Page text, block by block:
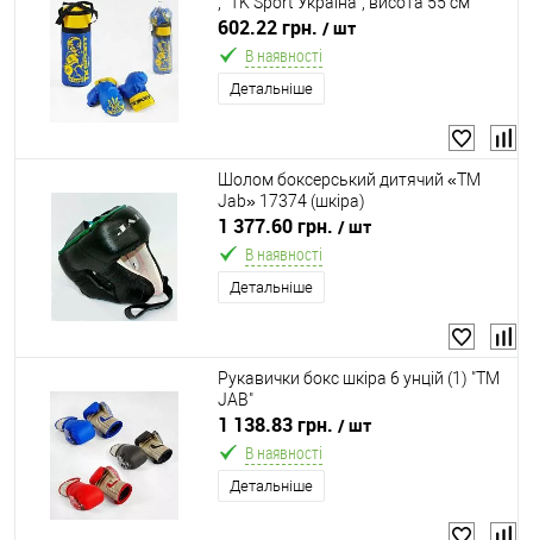
602.22 грн. / шт
В наявності
Детальніше
Шолом боксерський дитячий «ТМ
Jab» 17374 (шкіра)
1 377.60 грн. / шт
В наявності
Детальніше
Рукавички бокс шкіра 6 унцій (1) "ТМ
JAB"
1 138.83 грн. / шт
В наявності
Детальніше